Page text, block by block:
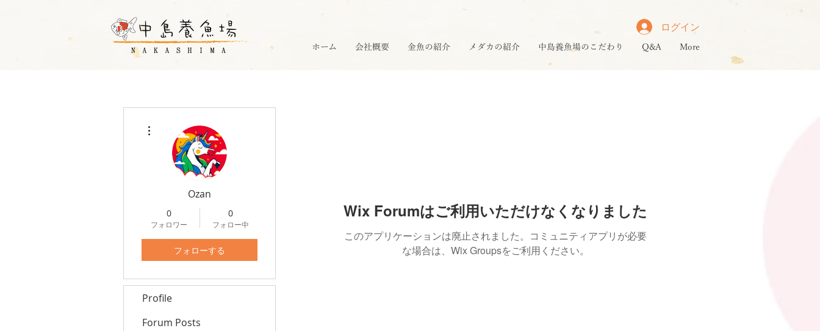
ログイン
ホーム 会社概要 金魚の紹介 メダカの紹介 中島養魚場のこだわり Q&A More
Wix Forumはご利用いただけなくなりました
このアプリケーションは廃止されました。コミュニティアプリが必要
な場合は、Wix Groupsをご利用ください。
Ozan
0
フォロワー
0
フォロー中
フォローする
Profile
Forum Posts